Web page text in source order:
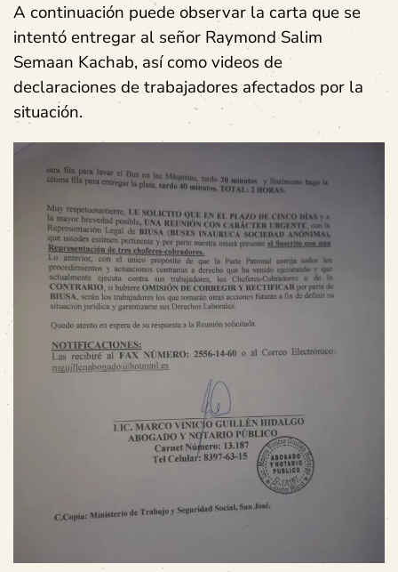
A continuación puede observar la carta que se
intentó entregar al señor Raymond Salim
Semaan Kachab, así como videos de
declaraciones de trabajadores afectados por la
situación.